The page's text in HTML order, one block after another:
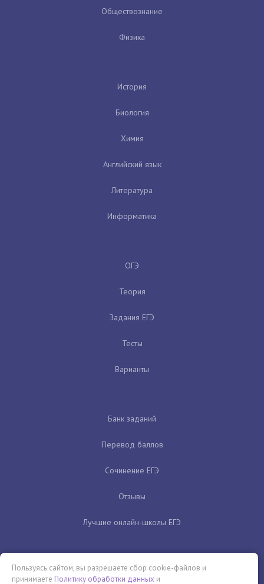
Обществознание
Физика
История
Биология
Химия
Английский язык
Литература
Информатика
ОГЭ
Теория
Задания ЕГЭ
Тесты
Варианты
Банк заданий
Перевод баллов
Сочинение ЕГЭ
Отзывы
Лучшие онлайн-школы ЕГЭ
Пользуясь сайтом, вы разрешаете сбор cookie-файлов и
принимаете Политику обработки данных и